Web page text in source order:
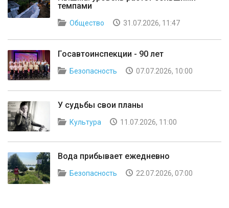
темпами
Общество 31.07.2026, 11:47
Госавтоинспекции - 90 лет
Безопасность 07.07.2026, 10:00
У судьбы свои планы
Культура 11.07.2026, 11:00
Вода прибывает ежедневно
Безопасность 22.07.2026, 07:00